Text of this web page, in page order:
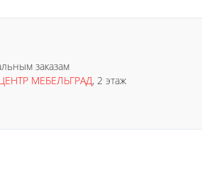
заказам
МЕБЕЛЬГРАД, 2 этаж